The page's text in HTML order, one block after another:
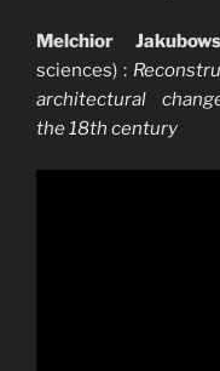
Melchior
sciences) :
architectural
the 18th century